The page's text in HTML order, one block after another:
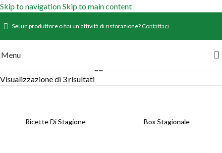
Skip to navigationSkip to main content
Sei un produttore o hai un'attività di ristorazione? Contattaci
Menu
Visualizzazione di 3 risultati
Ricette Di Stagione Box Stagionale